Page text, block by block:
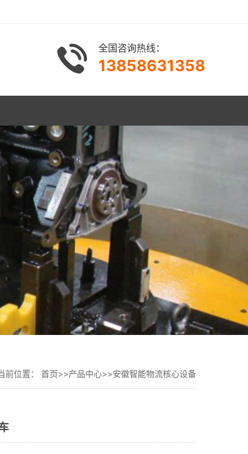
全国咨询热线：
13858631358
前位置： 首页>>产品中心>>安徽智能物流核心设备